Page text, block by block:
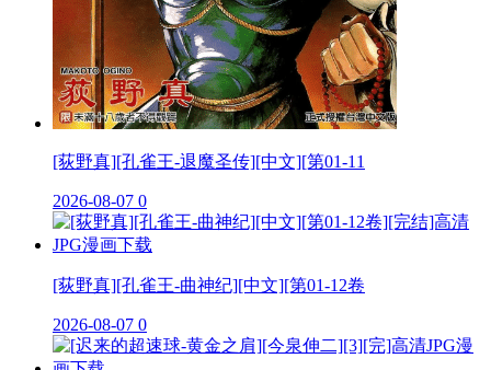
[荻野真][孔雀王-退魔圣传][中文][第01-11
2026-08-07 0
[荻野真][孔雀王-曲神纪][中文][第01-12卷
2026-08-07 0